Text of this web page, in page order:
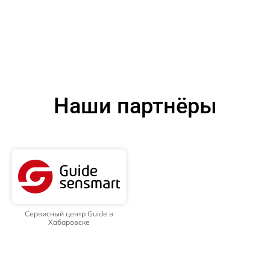
Наши партнёры
Сервисный центр Guide в
Хабаровске